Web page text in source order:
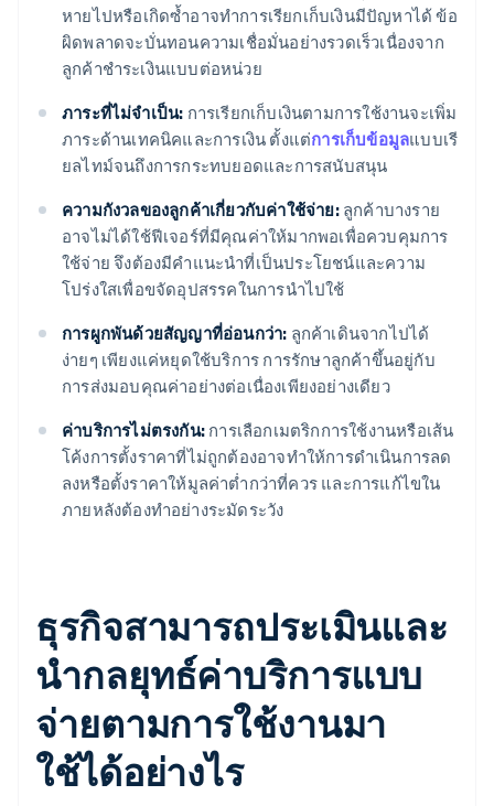
หายไปหรือเกิดซ้ำอาจทำการเรียกเก็บเงินมีปัญหาได้ ข้อ
ผิดพลาดจะบั่นทอนความเชื่อมั่นอย่างรวดเร็วเนื่องจาก
ลูกค้าชำระเงินแบบต่อหน่วย
ภาระที่ไม่จำเป็น: การเรียกเก็บเงินตามการใช้งานจะเพิ่ม
ภาระด้านเทคนิคและการเงิน ตั้งแต่การเก็บข้อมูลแบบเรี
ยลไทม์จนถึงการกระทบยอดและการสนับสนุน
ความกังวลของลูกค้าเกี่ยวกับค่าใช้จ่าย:ลูกค้าบางราย
อาจไม่ได้ใช้ฟีเจอร์ที่มีคุณค่าให้มากพอเพื่อควบคุมการ
ใช้จ่าย จึงต้องมีคำแนะนำที่เป็นประโยชน์และความ
โปร่งใสเพื่อขจัดอุปสรรคในการนำไปใช้
การผูกพันด้วยสัญญาที่อ่อนกว่า: ลูกค้าเดินจากไปได้
ง่ายๆ เพียงแค่หยุดใช้บริการ การรักษาลูกค้าขึ้นอยู่กับ
การส่งมอบคุณค่าอย่างต่อเนื่องเพียงอย่างเดียว
ค่าบริการไม่ตรงกัน: การเลือกเมตริกการใช้งานหรือเส้น
โค้งการตั้งราคาที่ไม่ถูกต้องอาจทำให้การดำเนินการลด
ลงหรือตั้งราคาให้มูลค่าต่ำกว่าที่ควร และการแก้ไขใน
ภายหลังต้องทำอย่างระมัดระวัง
ธุรกิจสามารถประเมินและ
นำกลยุทธ์ค่าบริการแบบ
จ่ายตามการใช้งานมา
ใช้ได้อย่างไร